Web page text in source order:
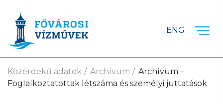
ENG
Közérdekű adatok Archívum
Archívum –
Foglalkoztatottak létszáma és személyi juttatások